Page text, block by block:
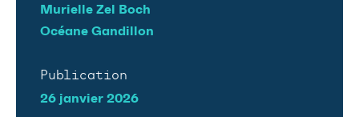
Murielle Zel Boch
Océane Gandillon
Publication
26 janvier 2026